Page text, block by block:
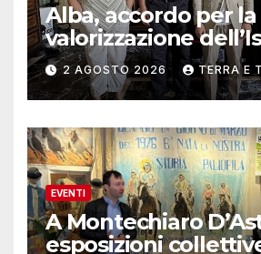
Alba, accordo per la
valorizzazione
musicale Rocca
2 AGOSTO 2026 TERRA E
EVENTI
A Montechiaro
esposizioni